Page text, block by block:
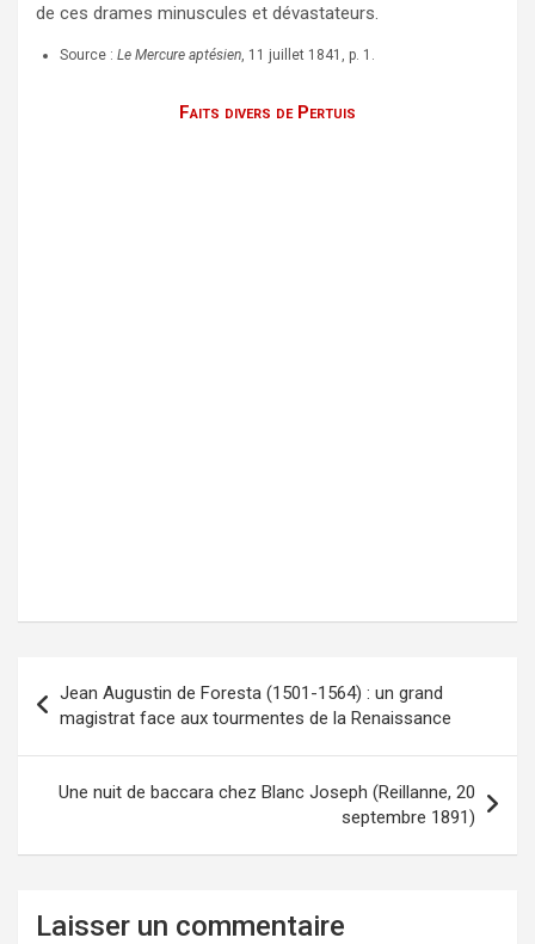
de ces drames minuscules et dévastateurs.
Source : Le Mercure aptésien, 11 juillet 1841, p. 1.
Faits divers de Pertuis
Navigation
l’article
Jean Augustin de Foresta (1501-1564) : un grand
magistrat face aux tourmentes de la Renaissance
Une nuit de baccara chez Blanc Joseph (Reillanne, 20
septembre 1891)
Laisser un commentaire